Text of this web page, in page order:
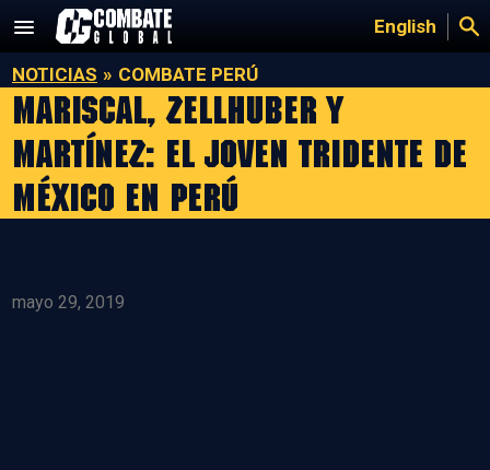
contenido
English
NOTICIAS » COMBATE PERÚ
Mariscal, Zellhuber y
Martínez: El joven tridente de
México en Perú
mayo 29, 2019